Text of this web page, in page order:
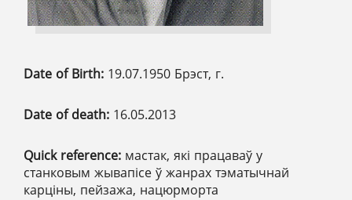
Date of Birth: 19.07.1950 Брэст, г.
Date of death: 16.05.2013
Quick reference: мастак, які працаваў у
станковым жывапісе ў жанрах тэматычнай
карціны, пейзажа, нацюрморта